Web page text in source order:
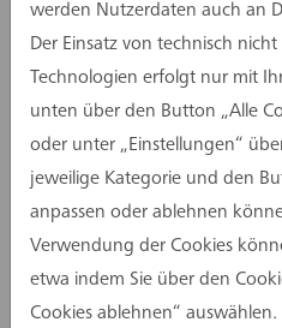
Abstimmungen und ein
Verständnis zwischen
Projektsteuerer
Missverständnisse und
vermeiden.
Haben Sie Interesse, den
erscheinenden
werden Nutzerdaten auch an
Der Einsatz von technisch
Technologien erfolgt nur mit
unten über den Button „Alle
oder unter „Einstellungen“
jeweilige Kategorie und den
anpassen oder ablehnen
Verwendung der Cookies
etwa indem Sie über den
Cookies ablehnen“